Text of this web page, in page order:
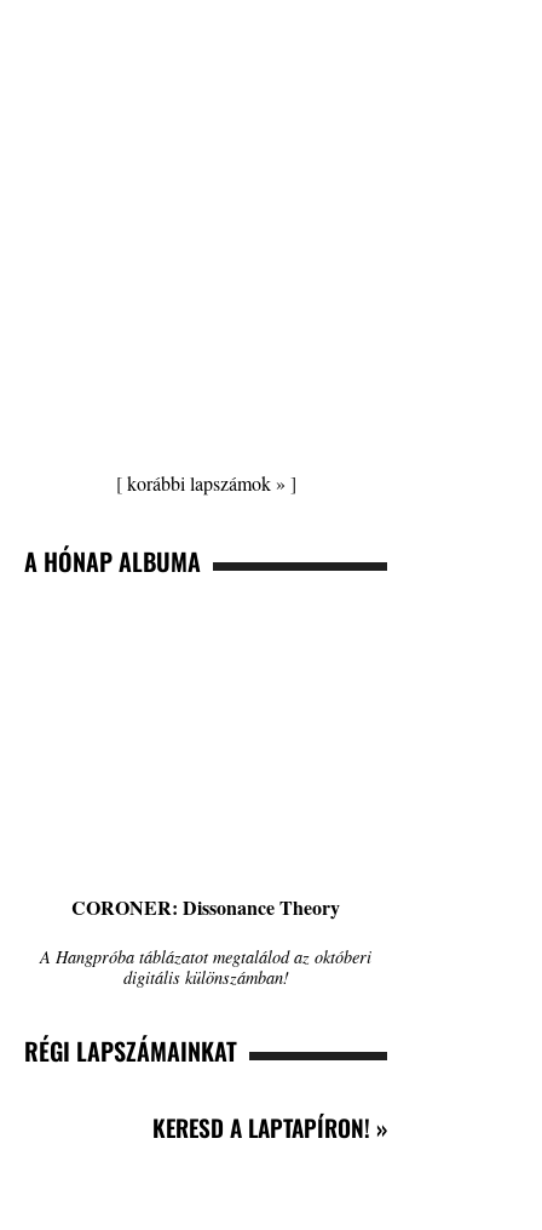
[korábbi lapszámok » ]
A HÓNAP ALBUMA
CORONER: Dissonance Theory
A Hangpróba táblázatot megtalálod az októberi
digitális különszámban!
RÉGI LAPSZÁMAINKAT
KERESD A LAPTAPÍRON! »